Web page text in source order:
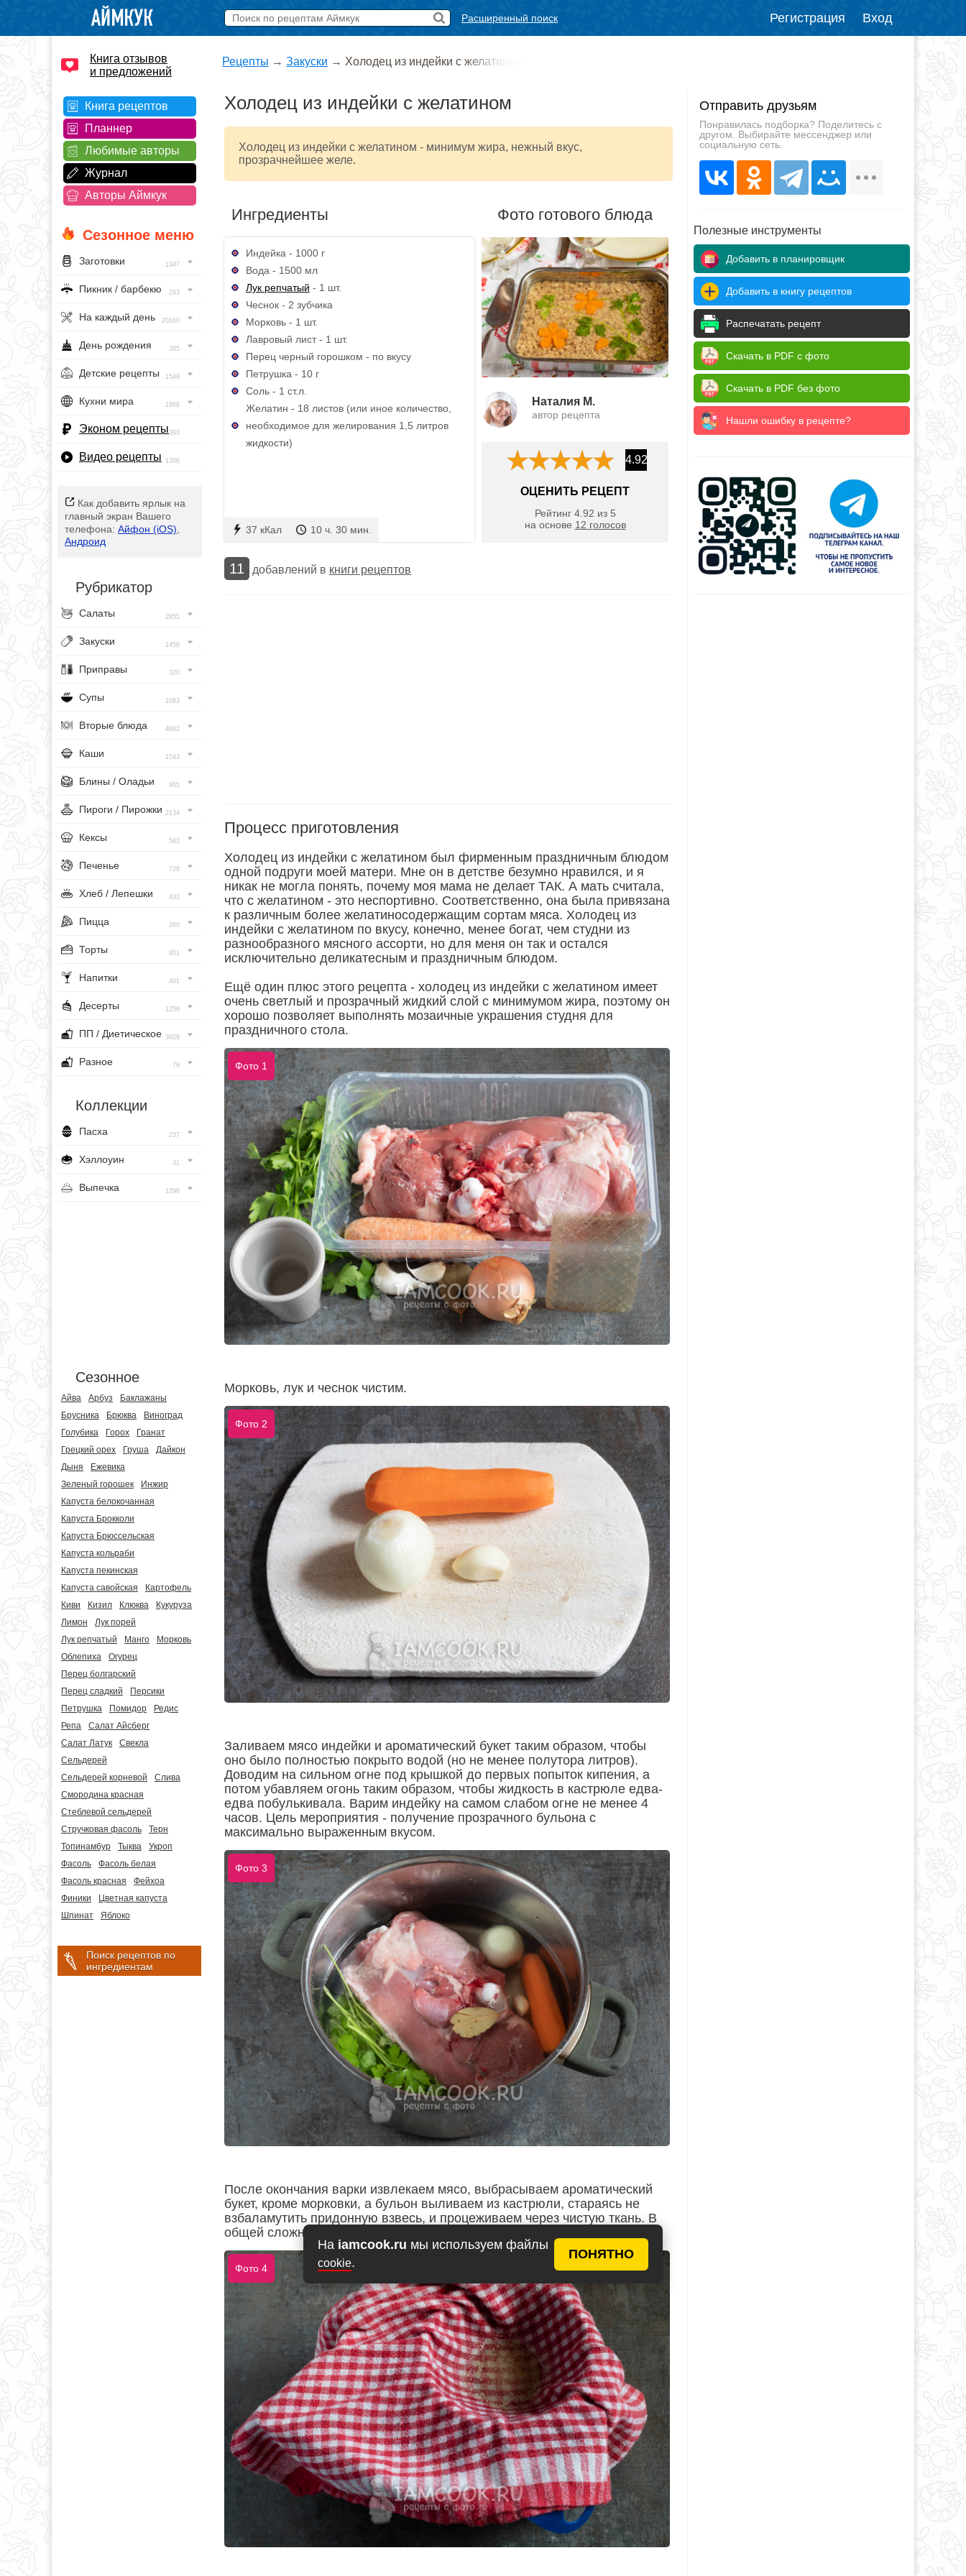
На iamcook.ru мы используем файлы
cookie.
ПОНЯТНО
Расширенный поиск Регистрация Вход
Книга отзывов
и предложений
Книга рецептов
Планнер
Любимые авторы
Журнал
Авторы Аймкук
Сезонное меню
Заготовки 1347
Пикник / барбекю 293
На каждый день 20160
День рождения 385
Детские рецепты 1548
Кухни мира 1968
Эконом рецепты393
Видео рецепты 1396
Как добавить ярлык на
главный экран Вашего
телефона: Айфон (iOS)
Андроид
Рубрикатор
Салаты 2955
Закуски 1456
Приправы 320
Супы 1083
Вторые блюда 4682
Каши 1543
Блины / Оладьи 965
Пироги / Пирожки 2134
Кексы 563
Печенье 728
Хлеб / Лепешки 433
Пицца 260
Торты 801
Напитки 491
Десерты 1256
ПП / Диетическое 3929
Разное 76
Коллекции
Пасха 237
Хэллоуин 31
Выпечка 1296
Сезонное
Айва Арбуз
Баклажаны
Брусника
Брюква
Виноград
Голубика
Горох
Гранат
Грецкий орех
Груша
Дайкон
Дыня
Ежевика
Зеленый горошек
Инжир
Капуста белокочанная
Капуста Брокколи
Капуста Брюссельская
Капуста кольраби
Капуста пекинская
Капуста савойская
Картофель
Киви
Кизил Клюква
Кукуруза
Лимон
Лук порей
Лук репчатый
Манго
Морковь
Облепиха
Огурец
Перец болгарский
Перец сладкий
Персики
Петрушка
Помидор
Редис
Репа
Салат Айсберг
Салат Латук
Свекла
Сельдерей
Сельдерей корневой
Слива
Смородина красная
Стеблевой сельдерей
Стручковая фасоль
Терн
Топинамбур
Тыква
Укроп
Фасоль
Фасоль белая
Фасоль красная
Фейхоа
Финики
Цветная капуста
Шпинат
Яблоко
Поиск рецептов по
ингредиентам
Рецепты → Закуски → Холодец из индейки с желатином
Холодец из индейки с желатином
Холодец из индейки с желатином - минимум жира, нежный вкус,
прозрачнейшее желе.
Ингредиенты
Индейка - 1000 г
Вода - 1500 мл
Лук репчатый - 1 шт.
Чеснок - 2 зубчика
Морковь - 1 шт.
Лавровый лист - 1 шт.
Перец черный горошком - по вкусу
Петрушка - 10 г
Соль - 1 ст.л.
Желатин - 18 листов (или иное количество,
необходимое для желирования 1,5 литров
жидкости)
37 кКал 10 ч. 30 мин.
Фото готового блюда
Наталия М.
автор рецепта
4.92
ОЦЕНИТЬ РЕЦЕПТ
Рейтинг 4.92 из 5
на основе 12 голосов
11 добавлений в книги рецептов
Процесс приготовления
Холодец из индейки с желатином был фирменным праздничным блюдом
одной подруги моей матери. Мне он в детстве безумно нравился, и я
никак не могла понять, почему моя мама не делает ТАК. А мать считала,
что с желатином - это неспортивно. Соответственно, она была привязана
к различным более желатиносодержащим сортам мяса. Холодец из
индейки с желатином по вкусу, конечно, менее богат, чем студни из
разнообразного мясного ассорти, но для меня он так и остался
исключительно деликатесным и праздничным блюдом.
Ещё один плюс этого рецепта - холодец из индейки с желатином имеет
очень светлый и прозрачный жидкий слой с минимумом жира, поэтому он
хорошо позволяет выполнять мозаичные украшения студня для
праздничного стола.
Фото 1
Морковь, лук и чеснок чистим.
Фото 2
Заливаем мясо индейки и ароматический букет таким образом, чтобы
оно было полностью покрыто водой (но не менее полутора литров).
Доводим на сильном огне под крышкой до первых попыток кипения, а
потом убавляем огонь таким образом, чтобы жидкость в кастрюле едва-
едва побулькивала. Варим индейку на самом слабом огне не менее 4
часов. Цель мероприятия - получение прозрачного бульона с
максимально выраженным вкусом.
Фото 3
После окончания варки извлекаем мясо, выбрасываем ароматический
букет, кроме морковки, а бульон выливаем из кастрюли, стараясь не
взбаламутить придонную взвесь, и процеживаем через чистую ткань. В
общей сложности нам потребуется полтора литра бульона.
Фото 4
Отправить друзьям
Понравилась подборка? Поделитесь с
другом. Выбирайте мессенджер или
социальную сеть.
Полезные инструменты
Добавить в планировщик
Добавить в книгу рецептов
Распечатать рецепт
Скачать в PDF с фото
Скачать в PDF без фото
Нашли ошибку в рецепте?